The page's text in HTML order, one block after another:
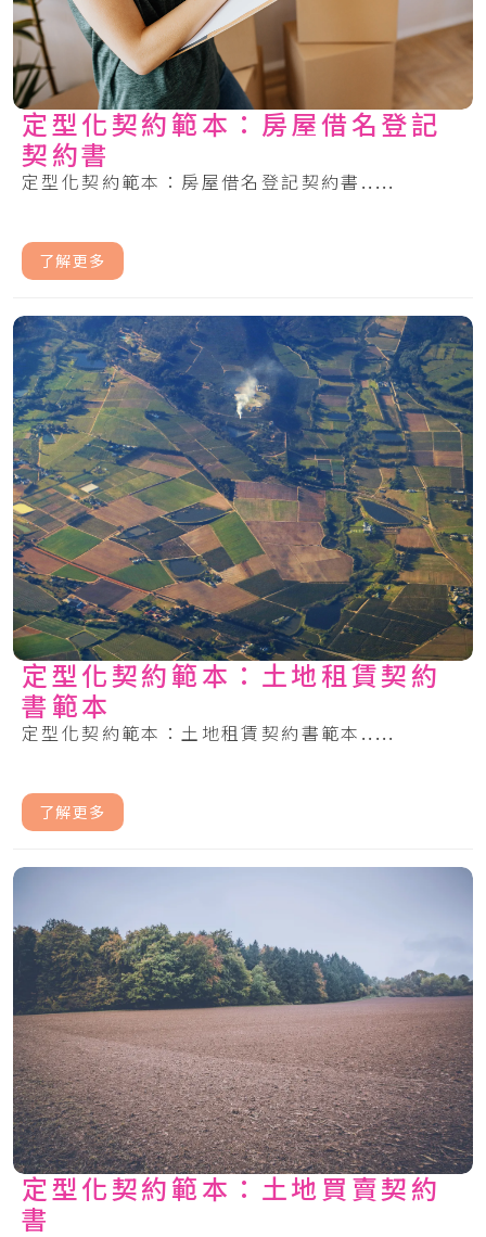
定型化契約範本：房屋借名登記
契約書
定型化契約範本：房屋借名登記契約書.....
了解更多
定型化契約範本：土地租賃契約
書範本
定型化契約範本：土地租賃契約書範本.....
了解更多
定型化契約範本：土地買賣契約
書